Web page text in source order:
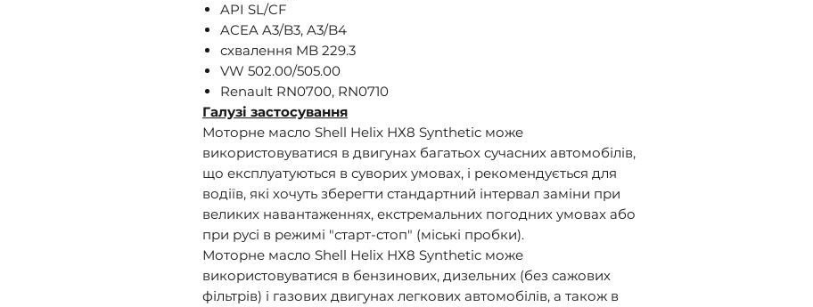
API SL/CF
ACEA A3/B3, A3/B4
схвалення MB 229.3
VW 502.00/505.00
Renault RN0700, RN0710
Галузі застосування
Моторне масло Shell Helix НХ8 Synthetic може
використовуватися в двигунах багатьох сучасних автомобілів,
що експлуатуються в суворих умовах, і рекомендується для
водіїв, які хочуть зберегти стандартний інтервал заміни при
великих навантаженнях, екстремальних погодних умовах або
при русі в режимі "старт-стоп" (міські пробки).
Моторне масло Shell Helix НХ8 Synthetic може
використовуватися в бензинових, дизельних (без сажових
фільтрів) і газових двигунах легкових автомобілів, а також в